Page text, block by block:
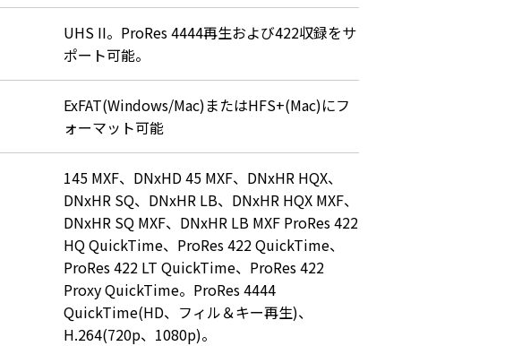
UHS II。ProRes 4444再生および422収録をサ
ポート可能。
ExFAT(Windows/Mac)またはHFS+(Mac)にフ
ォーマット可能
145 MXF、DNxHD 45 MXF、DNxHR HQX、
DNxHR SQ、DNxHR LB、DNxHR HQX MXF、
DNxHR SQ MXF、DNxHR LB MXF ProRes 422
HQ QuickTime、ProRes 422 QuickTime、
ProRes 422 LT QuickTime、ProRes 422
Proxy QuickTime。ProRes 4444
QuickTime(HD、フィル＆キー再生)、
H.264(720p、1080p)。